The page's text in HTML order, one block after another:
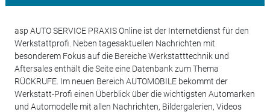
asp AUTO SERVICE PRAXIS Online ist der Internetdienst für den
Werkstattprofi. Neben tagesaktuellen Nachrichten mit
besonderem Fokus auf die Bereiche Werkstatttechnik und
Aftersales enthält die Seite eine Datenbank zum Thema
RÜCKRUFE. Im neuen Bereich AUTOMOBILE bekommt der
Werkstatt-Profi einen Überblick über die wichtigsten Automarken
und Automodelle mit allen Nachrichten, Bildergalerien, Videos